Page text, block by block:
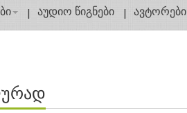
აუდიო წიგნები ავტორები